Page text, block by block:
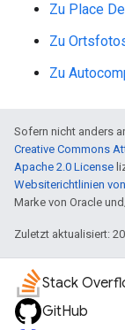
Zu Place
Zu
Zu
Sofern nicht anders
Creative Commons
Apache 2.0 License
Websiterichtlinien
Marke von Oracle
Zuletzt aktualisiert:
Stack
GitHub